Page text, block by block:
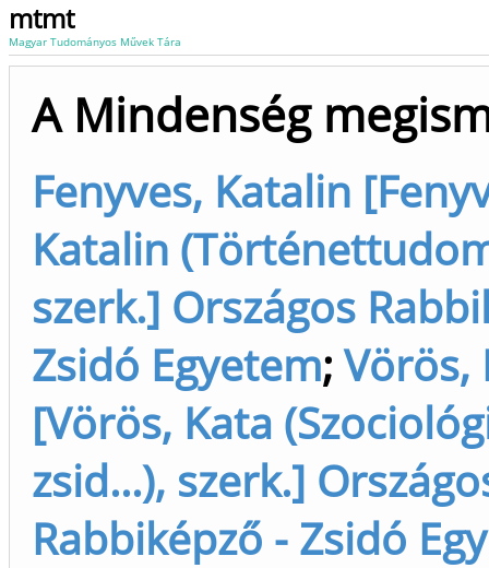
mtmt
Magyar Tudományos Művek Tára
A Mindenség
Fenyves, Katalin
Katalin
szerk.] Országos
Zsidó Egyetem;Vörös,
[Vörös, Kata
zsid...), szerk.]
Rabbiképző - Zsidó